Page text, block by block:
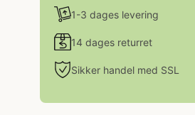
1-3 dages levering
14 dages returret
Sikker handel med SSL